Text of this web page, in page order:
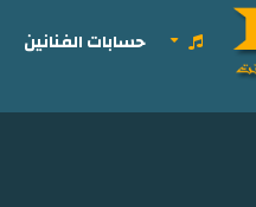
حسابات الفنانين